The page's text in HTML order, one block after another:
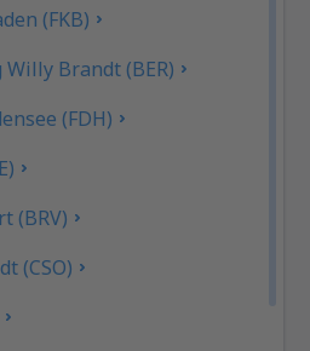
(FKB)
Brandt (BER)
(FDH)
(BRV)
(CSO)